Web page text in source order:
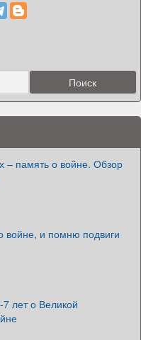
– память о войне. Обзор
войне, и помню подвиги
лет о Великой